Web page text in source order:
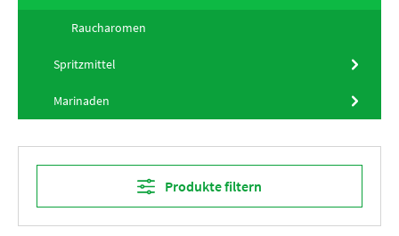
Raucharomen
Spritzmittel
Marinaden
Produkte filtern